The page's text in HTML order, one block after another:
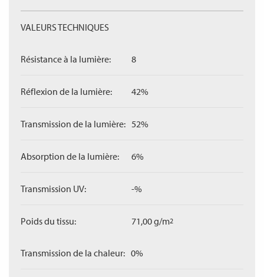
VALEURS TECHNIQUES
Résistance à la lumière: 8
Réflexion de la lumière: 42%
Transmission de la lumière: 52%
Absorption de la lumière: 6%
Transmission UV: -%
Poids du tissu: 71,00 g/m2
Transmission de la chaleur: 0%